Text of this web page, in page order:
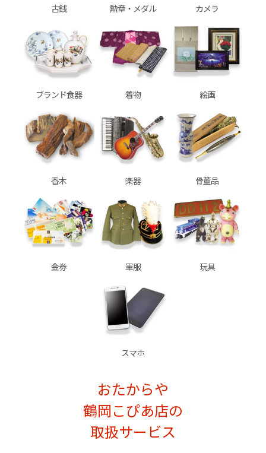
古銭 勲章・メダル カメラ
ブランド食器 着物 絵画
香木 楽器 骨董品
金券 軍服 玩具
スマホ
おたからや
鶴岡こぴあ店の
取扱サービス